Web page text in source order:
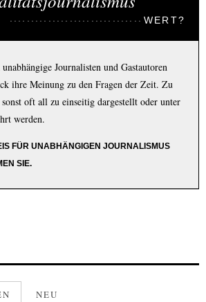
WERT?
Journalisten und Gastautoren
ihre Meinung zu den Fragen der Zeit. Zu
oft all zu einseitig dargestellt oder unter
werden.
FÜR UNABHÄNGIGEN JOURNALISMUS
SIE.
NEU